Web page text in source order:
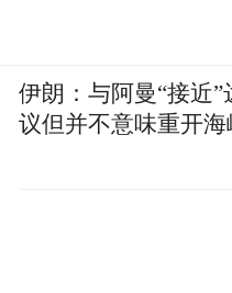
伊朗：与阿曼“接近”
议但并不意味重开海